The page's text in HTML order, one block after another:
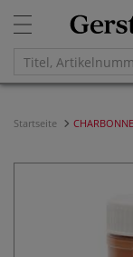
Startseite